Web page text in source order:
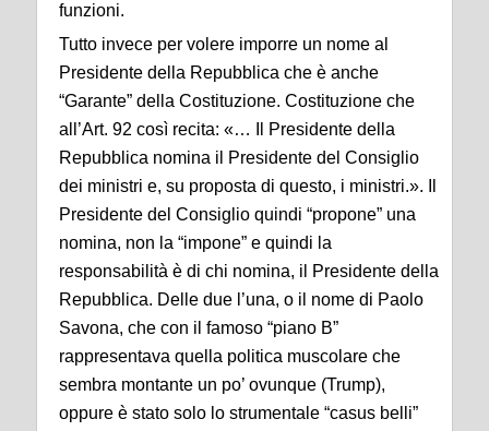
funzioni.
Tutto invece per volere imporre un nome al
Presidente della Repubblica che è anche
“Garante” della Costituzione. Costituzione che
all’Art. 92 così recita: «… Il Presidente della
Repubblica nomina il Presidente del Consiglio
dei ministri e, su proposta di questo, i ministri.». Il
Presidente del Consiglio quindi “propone” una
nomina, non la “impone” e quindi la
responsabilità è di chi nomina, il Presidente della
Repubblica. Delle due l’una, o il nome di Paolo
Savona, che con il famoso “piano B”
rappresentava quella politica muscolare che
sembra montante un po’ ovunque (Trump),
oppure è stato solo lo strumentale “casus belli”